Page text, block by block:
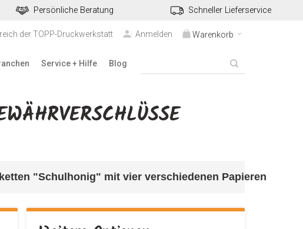
Persönliche Beratung Schneller Lieferservice
Warenkorb
der TOPP-Druckwerkstatt Anmelden
Service + Hilfe Blog
"
"Schulhonig" mit vier verschiedenen Papieren